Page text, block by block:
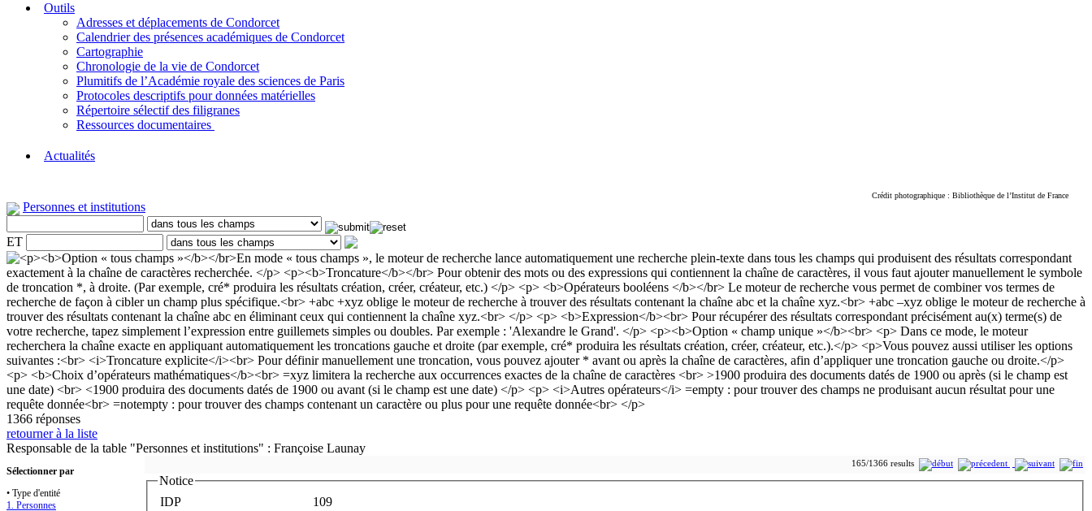
Outils
Adresses et déplacements de Condorcet
Calendrier des présences académiques de Condorcet
Cartographie
Chronologie de la vie de Condorcet
Plumitifs de l’Académie royale des sciences de Paris
Protocoles descriptifs pour données matérielles
Répertoire sélectif des filigranes
Ressources documentaires
Actualités
Crédit photographique : Bibliothèque de l’Institut de France
Personnes et institutions
ET
1366 réponses
retourner à la liste
Responsable de la table "Personnes et institutions" : Françoise Launay
Sélectionner par
• Type d'entité
1. Personnes
165/1366 results
Notice
IDP
109